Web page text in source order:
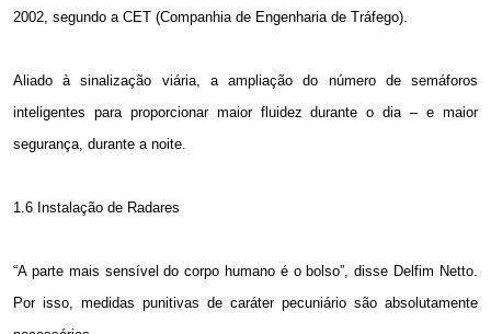
2002, segundo a CET (Companhia de Engenharia de Tráfego).
Aliado à sinalização viária, a ampliação do número de semáforos
inteligentes para proporcionar maior fluidez durante o dia – e maior
segurança, durante a noite.
1.6 Instalação de Radares
“A parte mais sensível do corpo humano é o bolso”, disse Delfim Netto.
Por isso, medidas punitivas de caráter pecuniário são absolutamente